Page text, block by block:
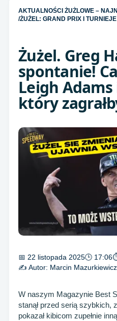
AKTUALNOŚCI ŻUŻLOWE –
/ŻUŻEL: GRAND PRIX I TURNIEJE
Żużel. Greg
spontanie!
Leigh
który
📅 22 listopada 2025🕒 17:06
✍️ Autor: Marcin Mazurkiewicz
W naszym Magazynie Best
stanął przed serią szybkich,
pokazał kibicom zupełnie